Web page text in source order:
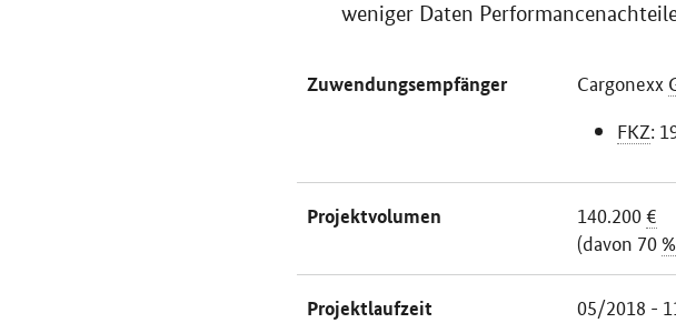
weniger Daten
Zuwendungsempfänger Cargonexx
FKZ:
Projektvolumen 140.200€
(davon 70 %
Projektlaufzeit 05/2018 -